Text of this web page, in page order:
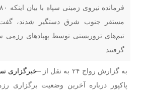
مستقر جنوب شرق دستگیر شدند‌‌،
تیم‌های تروریستی ‌توسط پهپادهای رزمی
گرفتند
به گزارش رواج ۲۴ به نقل از – خبرگزاری
پاکپور درباره آخرین وضعیت برگزاری